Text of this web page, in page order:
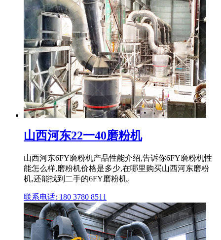
山西河东22一40磨粉机
山西河东6FY磨粉机产品性能介绍,告诉你6FY磨粉机性
能怎么样,磨粉机价格是多少,在哪里购买山西河东磨粉
机,还能找到二手的6FY磨粉机。
联系电话: 180 3780 8511